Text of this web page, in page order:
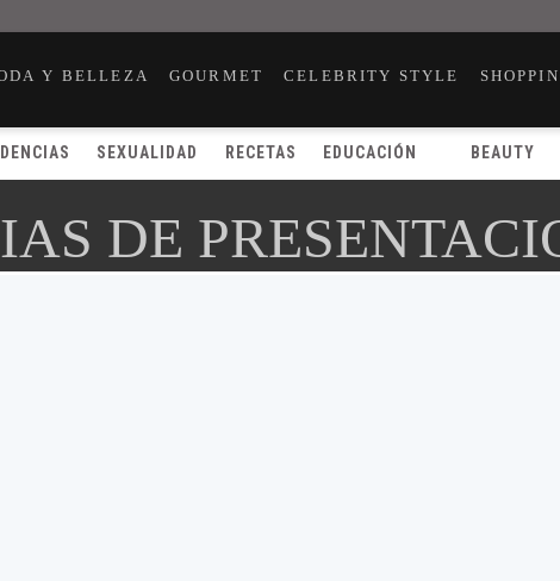
Y BELLEZA GOURMET CELEBRITY STYLE
SEXUALIDAD RECETAS EDUCACIÓN BEAUTY
DE